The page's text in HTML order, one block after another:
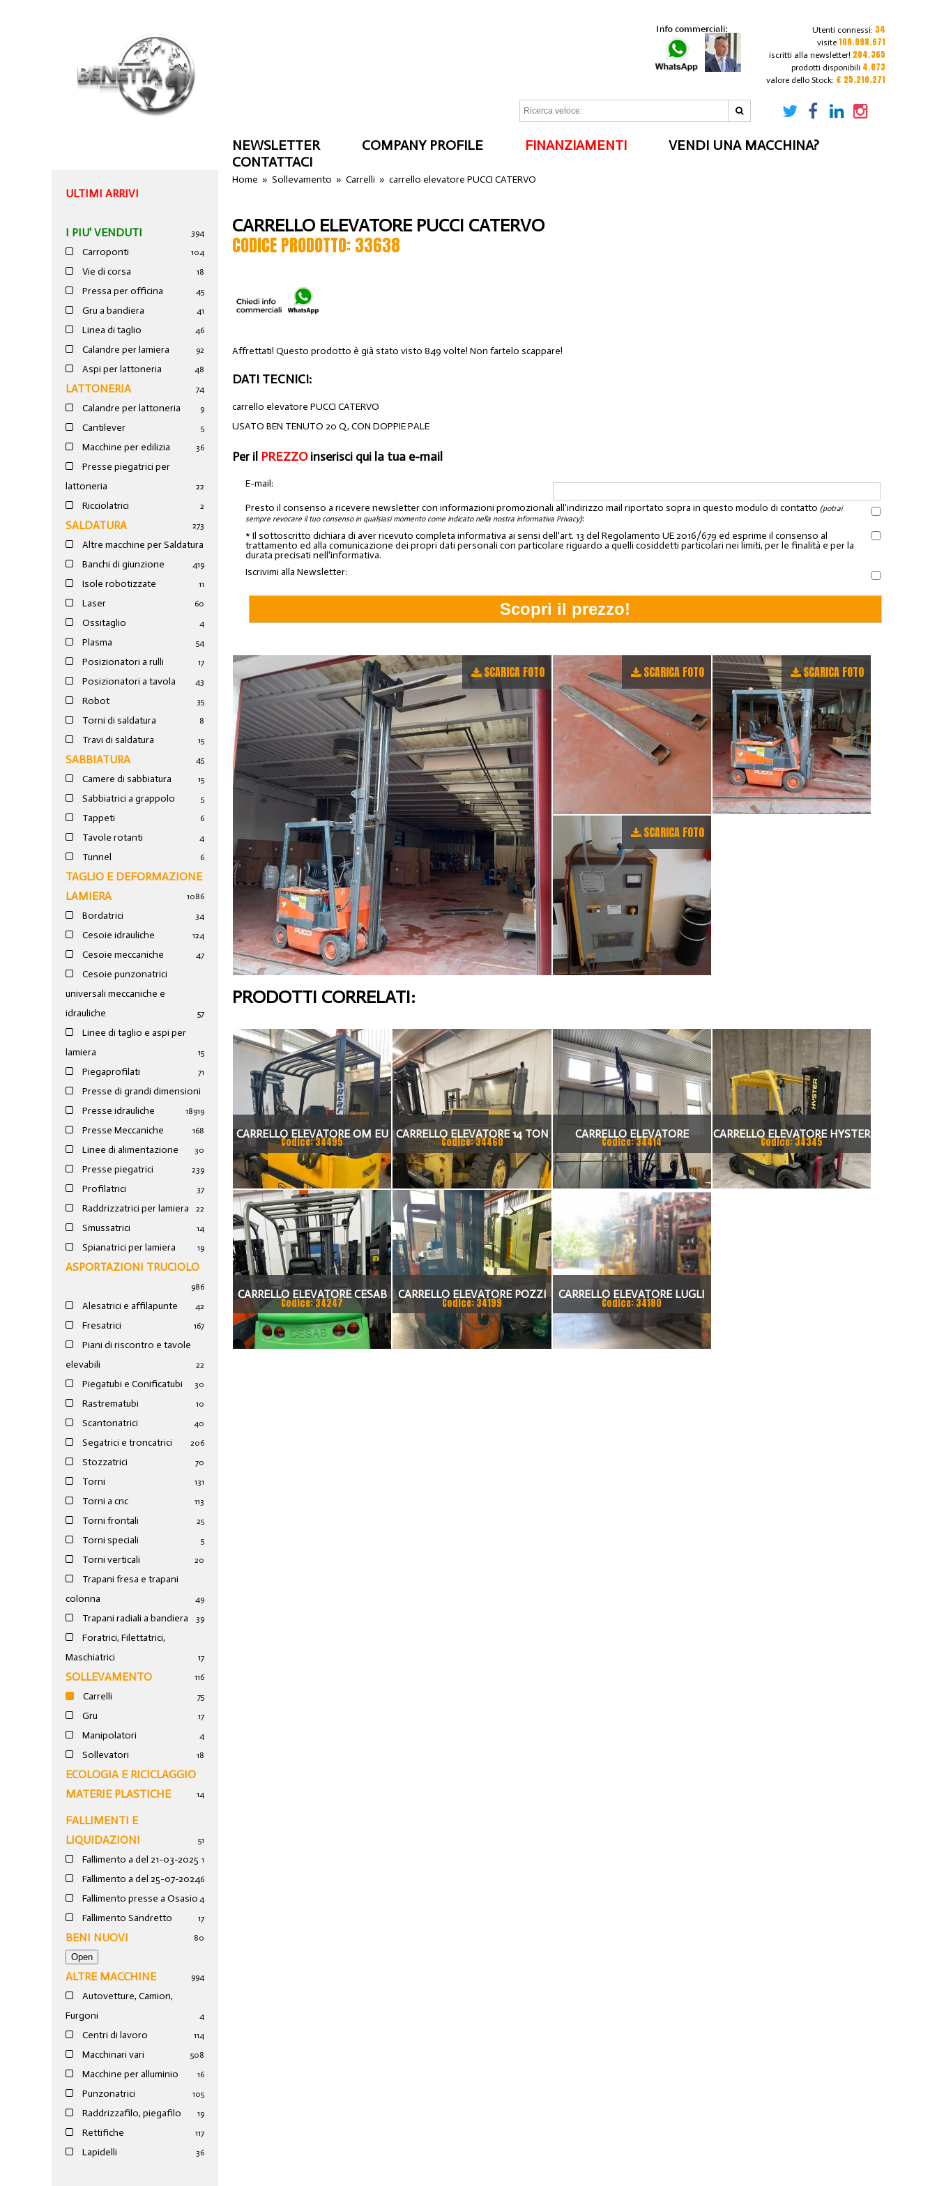
Utenti connessi: 34
visite 108.998.671
iscritti alla newsletter! 204.365
prodotti disponibili 4.073
valore dello Stock: € 25.210.271
NEWSLETTER COMPANY PROFILE FINANZIAMENTI
VENDI UNA MACCHINA?
CONTATTACI
ULTIMI ARRIVI
I PIU' VENDUTI 394
Carroponti 104
Vie di corsa 18
Pressa per officina 45
Gru a bandiera 41
Linea di taglio 46
Calandre per lamiera 92
Aspi per lattoneria 48
LATTONERIA 74
Calandre per lattoneria 9
Cantilever 5
Macchine per edilizia 36
Presse piegatrici per
lattoneria
22
Ricciolatrici 2
SALDATURA 273
Altre macchine per Saldatura
19
Banchi di giunzione 4
Isole robotizzate 11
Laser 60
Ossitaglio 4
Plasma 54
Posizionatori a rulli 17
Posizionatori a tavola 43
Robot 35
Torni di saldatura 8
Travi di saldatura 15
SABBIATURA 45
Camere di sabbiatura 15
Sabbiatrici a grappolo 5
Tappeti 6
Tavole rotanti 4
Tunnel 6
TAGLIO E DEFORMAZIONE
LAMIERA
1086
Bordatrici 34
Cesoie idrauliche 124
Cesoie meccaniche 47
Cesoie punzonatrici
universali meccaniche e
idrauliche
57
Linee di taglio e aspi per
lamiera
15
Piegaprofilati 71
Presse di grandi dimensioni
19
Presse idrauliche 189
Presse Meccaniche 168
Linee di alimentazione 30
Presse piegatrici 239
Profilatrici 37
Raddrizzatrici per lamiera 22
Smussatrici 14
Spianatrici per lamiera 19
ASPORTAZIONI TRUCIOLO
986
Alesatrici e affilapunte 42
Fresatrici 167
Piani di riscontro e tavole
elevabili
22
Piegatubi e Conificatubi 30
Rastrematubi 10
Scantonatrici 40
Segatrici e troncatrici 206
Stozzatrici 70
Torni 131
Torni a cnc 113
Torni frontali 25
Torni speciali 5
Torni verticali 20
Trapani fresa e trapani
colonna
49
Trapani radiali a bandiera 39
Foratrici, Filettatrici,
Maschiatrici
17
SOLLEVAMENTO 116
Carrelli 75
Gru 17
Manipolatori 4
Sollevatori 18
ECOLOGIA E RICICLAGGIO
MATERIE PLASTICHE
14
FALLIMENTI E
LIQUIDAZIONI
51
Fallimento a del 21-03-2025 1
Fallimento a del 25-07-20246
Fallimento presse a Osasio 4
Fallimento Sandretto 17
BENI NUOVI 80
ALTRE MACCHINE 994
Autovetture, Camion,
Furgoni
4
Centri di lavoro 114
Macchinari vari 508
Macchine per alluminio 16
Punzonatrici 105
Raddrizzafilo, piegafilo 19
Rettifiche 117
Lapidelli 36
Home »Sollevamento »Carrelli »carrello elevatore PUCCI CATERVO
CARRELLO ELEVATORE PUCCI CATERVO
CODICE PRODOTTO: 33638
Affrettati! Questo prodotto è già stato visto 849 volte! Non fartelo scappare!
DATI TECNICI:
carrello elevatore PUCCI CATERVO
USATO BEN TENUTO 20 Q, CON DOPPIE PALE
Per il PREZZOinserisci qui la tua e-mail
E-mail:
Presto il consenso a ricevere newsletter con informazioni promozionali all'indirizzo mail riportato sopra in questo modulo di contatto (potrai
sempre revocare il tuo consenso in qualsiasi momento come indicato nella nostra informativa Privacy):
* Il sottoscritto dichiara di aver ricevuto completa informativa ai sensi dell'art. 13 del Regolamento UE 2016/679 ed esprime il consenso al
trattamento ed alla comunicazione dei propri dati personali con particolare riguardo a quelli cosiddetti particolari nei limiti, per le finalità e per la
durata precisati nell'informativa.
Iscrivimi alla Newsletter:
SCARICA FOTO SCARICA FOTO SCARICA FOTO
SCARICA FOTO
PRODOTTI CORRELATI:
CARRELLO ELEVATORE OM EU
30
Codice: 34495
CARRELLO ELEVATORE 14 TON
CAT 3208
Codice: 34460
CARRELLO ELEVATORE
ELETTRICO BAOLI KBE20
Codice: 34414
CARRELLO ELEVATORE HYSTER
PORTATA 3500 KG
Codice: 34345
CARRELLO ELEVATORE CESAB
MODELLO BLITZ 250
Codice: 34247
CARRELLO ELEVATORE POZZI
ELETTRICO
Codice: 34199
CARRELLO ELEVATORE LUGLI
100
Codice: 34180